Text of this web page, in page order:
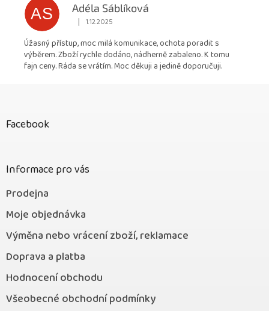
AS
Adéla Sáblíková
Hodnocení obchodu je 5 z 5 hvězdiček.
| 1.12.2025
Úžasný přístup, moc milá komunikace, ochota poradit s
výběrem. Zboží rychle dodáno, nádherně zabaleno. K tomu
fajn ceny. Ráda se vrátím. Moc děkuji a jedině doporučuji.
Facebook
Informace pro vás
Prodejna
Moje objednávka
Výměna nebo vrácení zboží, reklamace
Doprava a platba
Hodnocení obchodu
Všeobecné obchodní podmínky